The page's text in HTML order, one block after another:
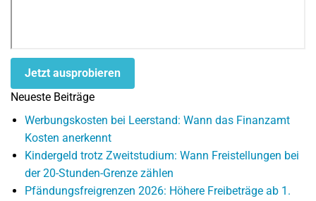
Jetzt ausprobieren
Neueste Beiträge
Werbungskosten bei Leerstand: Wann das Finanzamt
Kosten anerkennt
Kindergeld trotz Zweitstudium: Wann Freistellungen bei
der 20-Stunden-Grenze zählen
Pfändungsfreigrenzen 2026: Höhere Freibeträge ab 1.